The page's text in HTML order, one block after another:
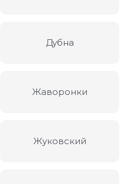
Дубна
Жаворонки
Жуковский